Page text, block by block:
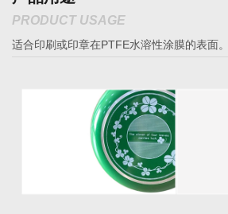
PRODUCT USAGE
适合印刷或印章在PTFE水溶性涂膜的表面。